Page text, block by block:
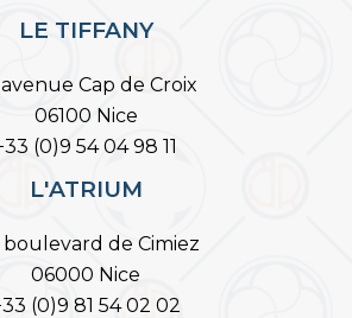
LE TIFFANY
avenue Cap de Croix
06100 Nice
(0)9 54 04 98 11
L'ATRIUM
boulevard de Cimiez
06000 Nice
(0)9 81 54 02 02